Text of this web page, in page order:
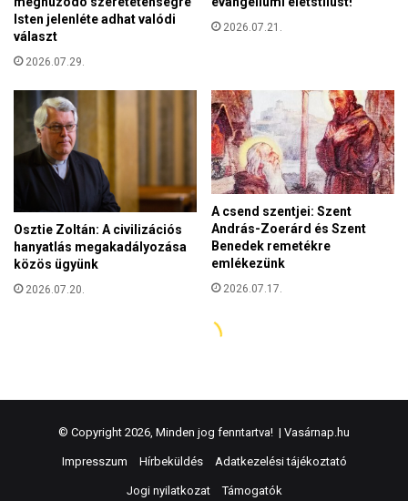
© Copyright 2026, Minden jog fenntartva! | Vasárnap.hu
Impresszum Hírbeküldés Adatkezelési tájékoztató
Jogi nyilatkozat Támogatók